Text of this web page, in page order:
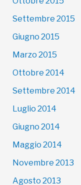
Settembre 2015
Giugno 2015
Marzo 2015
Ottobre 2014
Settembre 2014
Luglio 2014
Giugno 2014
Maggio 2014
Novembre 2013
Agosto 2013